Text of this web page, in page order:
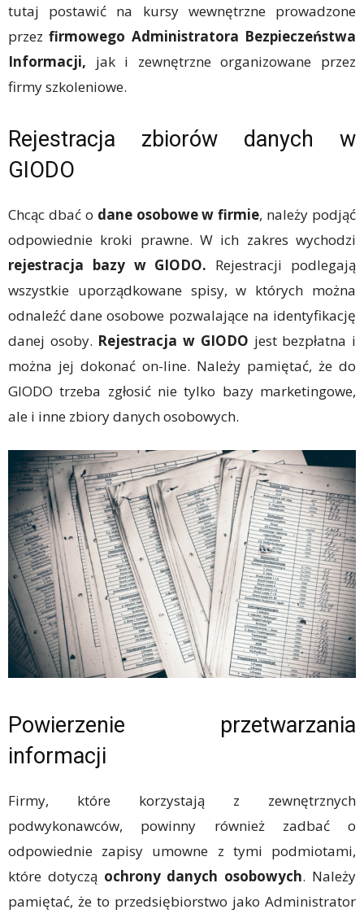
tutaj postawić na kursy wewnętrzne prowadzone
przezfirmowego Administratora Bezpieczeństwa
Informacji, jak i zewnętrzne organizowane przez
firmy szkoleniowe.
Rejestracja zbiorów danych w
GIODO
Chcąc dbać o dane osobowe w firmie, należy podjąć
odpowiednie kroki prawne. W ich zakres wychodzi
rejestracja bazy w GIODO. Rejestracji podlegają
wszystkie uporządkowane spisy, w których można
odnaleźć dane osobowe pozwalające na identyfikację
danej osoby. Rejestracja w GIODO jest bezpłatna i
można jej dokonać on-line. Należy pamiętać, że do
GIODO trzeba zgłosić nie tylko bazy marketingowe,
ale i inne zbiory danych osobowych.
Powierzenie przetwarzania
informacji
Firmy, które korzystają z zewnętrznych
podwykonawców, powinny również zadbać o
odpowiednie zapisy umowne z tymi podmiotami,
które dotyczą ochrony danych osobowych. Należy
pamiętać, że to przedsiębiorstwo jako Administrator